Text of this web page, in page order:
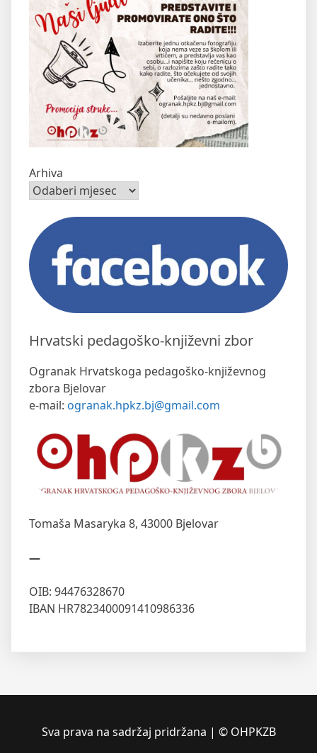
Arhiva
Hrvatski pedagoško-književni zbor
Ogranak Hrvatskoga pedagoško-književnog
zbora Bjelovar
e-mail: ogranak.hpkz.bj@gmail.com
Tomaša Masaryka 8, 43000 Bjelovar
—
OIB: 94476328670
IBAN HR7823400091410986336
Sva prava na sadržaj pridržana | © OHPKZB